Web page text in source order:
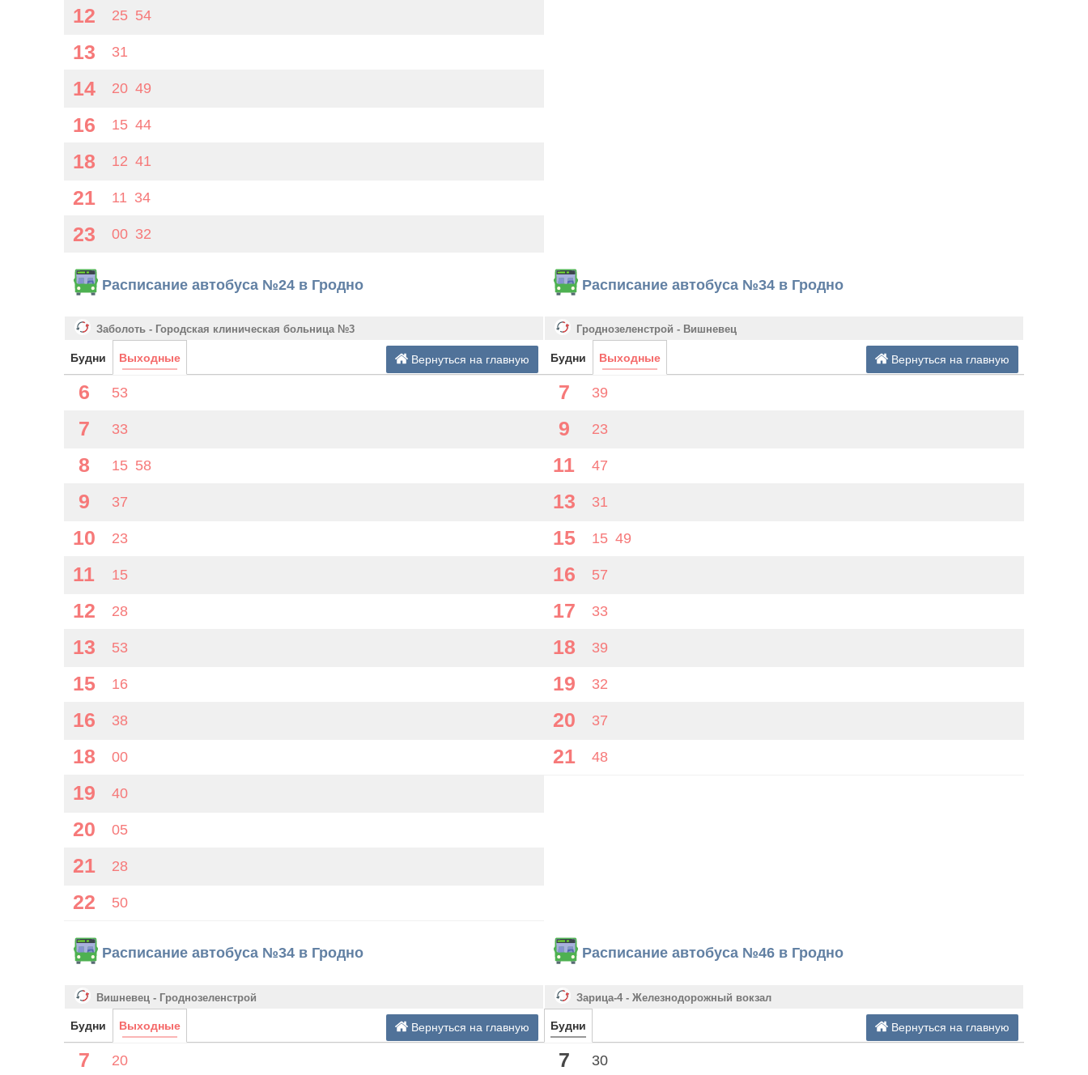
12 25 54
13 31
14 20 49
16 15 44
18 12 41
21 11 34
23 00 32
Расписание автобуса №24 в Гродно
Заболоть - Городская клиническая больница №3
Вернуться на главную
Будни Выходные
6 53
7 33
8 15 58
9 37
10 23
11 15
12 28
13 53
15 16
16 38
18 00
19 40
20 05
21 28
22 50
Расписание автобуса №34 в Гродно
Гроднозеленстрой - Вишневец
Вернуться на главную
Будни Выходные
7 39
9 23
11 47
13 31
15 15 49
16 57
17 33
18 39
19 32
20 37
21 48
Расписание автобуса №34 в Гродно
Вишневец - Гроднозеленстрой
Вернуться на главную
Будни Выходные
7 20
Расписание автобуса №46 в Гродно
Зарица-4 - Железнодорожный вокзал
Вернуться на главную
Будни
7 30